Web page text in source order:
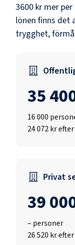
3600 kr mer
lönen finns det
trygghet,
35
16 000
24 072 kr
Privat
39
– personer
26 520 kr